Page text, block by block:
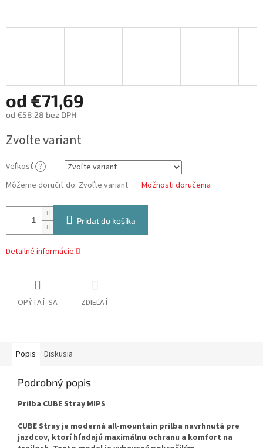
od €71,69
od €58,28 bez DPH
cena:
Zvoľte variant
Veľkosť ?
Môžeme doručiť do: Zvoľte variant Možnosti doručenia
Pridať do košíka
Detailné informácie
OPÝTAŤ SA ZDIEĽAŤ
Popis Diskusia
Podrobný popis
Prilba CUBE Stray MIPS
CUBE Stray je moderná all-mountain prilba navrhnutá pre
jazdcov, ktorí hľadajú maximálnu ochranu a komfort na